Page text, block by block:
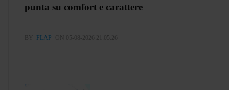
punta su comfort e carattere
BY FLAP ON 05-08-2026 21:05:26